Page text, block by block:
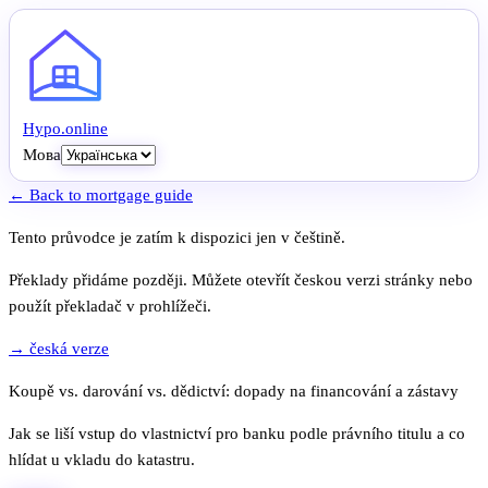
Hypo.online
Мова
← Back to mortgage guide
Tento průvodce je zatím k dispozici jen v češtině.
Překlady přidáme později. Můžete otevřít českou verzi stránky nebo
použít překladač v prohlížeči.
→ česká verze
Koupě vs. darování vs. dědictví: dopady na financování a zástavy
Jak se liší vstup do vlastnictví pro banku podle právního titulu a co
hlídat u vkladu do katastru.